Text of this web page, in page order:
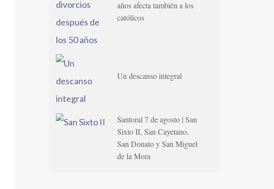
años afecta también a los
católicos
Un descanso integral
Santoral 7 de agosto | San
Sixto II, San Cayetano,
San Donato y San Miguel
de la Mora